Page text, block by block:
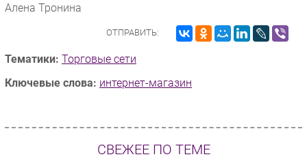
Алена Тронина
ОТПРАВИТЬ:
Тематики: Торговые сети
Ключевые слова: интернет-магазин
СВЕЖЕЕ ПО ТЕМЕ